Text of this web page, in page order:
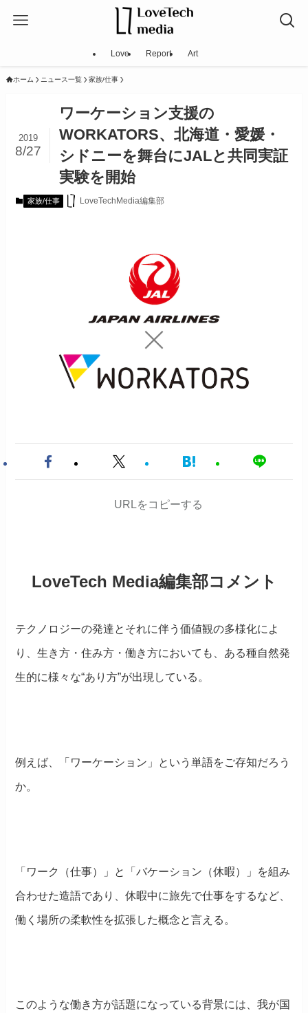
Love Report Art
ホーム ニュース一覧 家族/仕事
ワーケーション支援の
WORKATORS、北海道・愛媛・
シドニーを舞台にJALと共同実証
実験を開始
2019
8/27
家族/仕事 LoveTechMedia編集部
URLをコピーする
LoveTech Media編集部コメント
テクノロジーの発達とそれに伴う価値観の多様化によ
り、生き方・住み方・働き方においても、ある種自然発
生的に様々な“あり方”が出現している 。
例えば、「ワーケーション」という単語をご存知だろう
か。
「ワーク（仕事）」と「バケーション（休暇）」を組み
合わせた造語であり、休暇中に旅先で仕事をするなど、
働く場所の柔軟性を拡張した概念と言える。
このような働き方が話題になっている背景には、我が国